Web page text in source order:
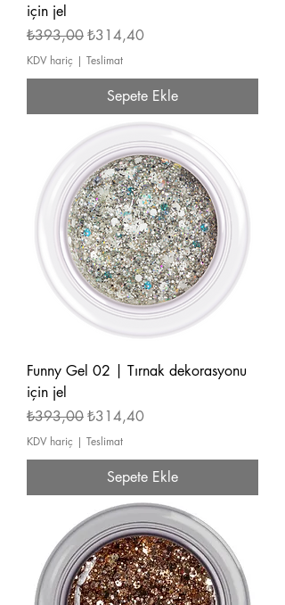
için jel
Normal Fiyat
₺393,00İndirimli Fiyat
₺314,40
KDV hariç | Teslimat
Sepete Ekle
Funny Gel 02 | Tırnak dekorasyonu
için jel
Normal Fiyat
₺393,00İndirimli Fiyat
₺314,40
KDV hariç | Teslimat
Sepete Ekle